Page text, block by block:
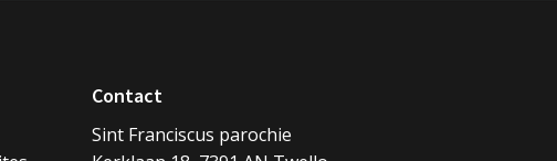
Contact
Sint Franciscus parochie